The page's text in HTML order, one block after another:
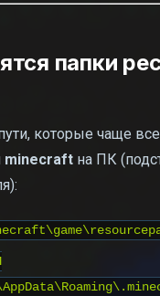
папки
которые чаще
minecraft на ПК